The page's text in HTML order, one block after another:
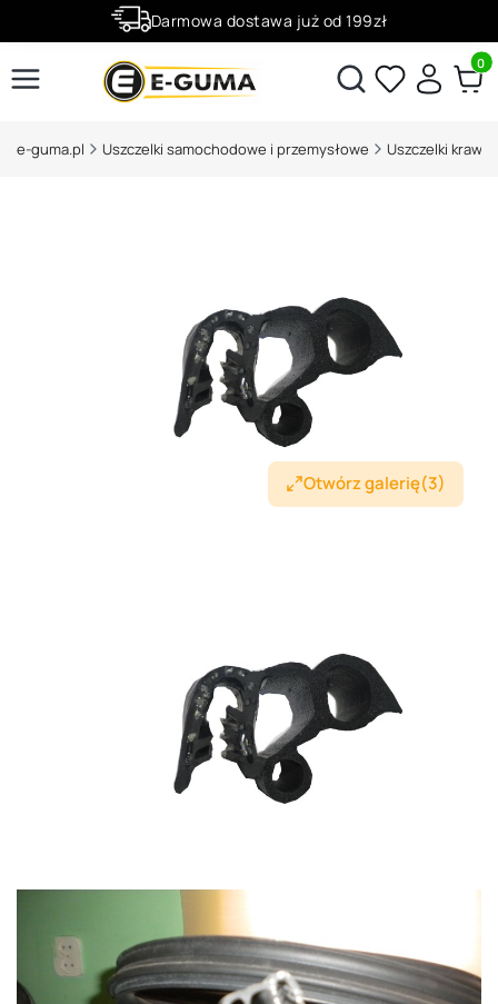
Darmowa dostawa już od 199zł
Rabaty -50% na wybrane produktyOtwórz wyszukiwarkę
e-guma.pl Uszczelki samochodowe i przemysłowe
Otwórz galerię(3)